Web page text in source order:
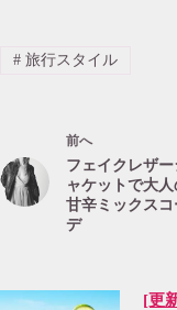
#旅行スタイル
前へ
フェイクレザー
ャケットで大人
甘辛ミックスコ
デ
[更